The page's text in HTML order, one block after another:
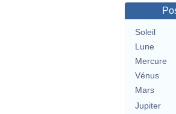
Soleil
Lune
Mercure
Vénus
Mars
Jupiter